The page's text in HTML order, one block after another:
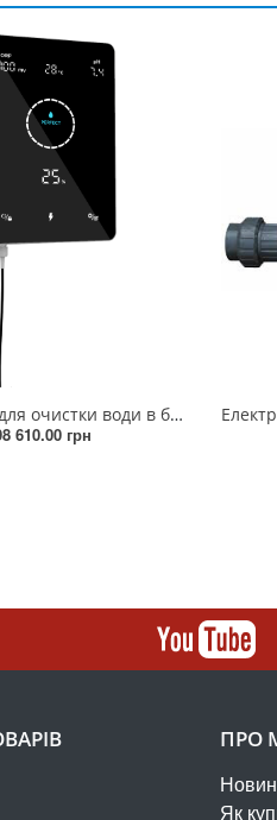
Електролізер для очистки води в басейні з інвертором MPS22 Premium
610.00 грн
ПРО
Як